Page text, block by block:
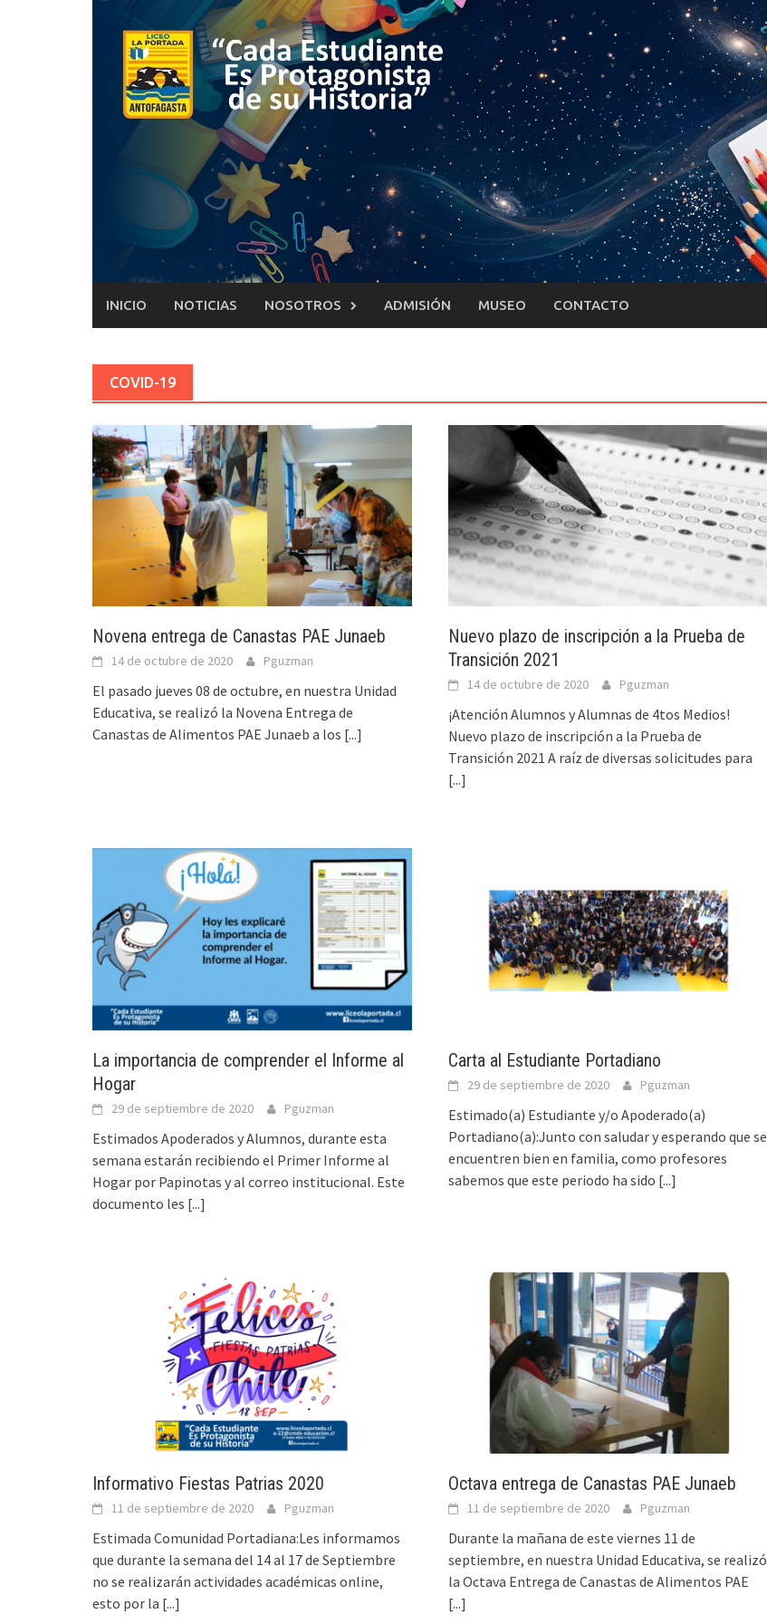
INICIO NOTICIAS NOSOTROS ADMISIÓN MUSEO CONTACTO
COVID-19
Novena entrega de Canastas PAE Junaeb
14 de octubre de 2020 Pguzman
El pasado jueves 08 de octubre, en nuestra Unidad
Educativa, se realizó la Novena Entrega de
Canastas de Alimentos PAE Junaeb a los [...]
Nuevo plazo de inscripción a la Prueba de
Transición 2021
14 de octubre de 2020 Pguzman
¡Atención Alumnos y Alumnas de 4tos Medios!
Nuevo plazo de inscripción a la Prueba de
Transición 2021 A raíz de diversas solicitudes para
[...]
La importancia de comprender el Informe al
Hogar
29 de septiembre de 2020 Pguzman
Estimados Apoderados y Alumnos, durante esta
semana estarán recibiendo el Primer Informe al
Hogar por Papinotas y al correo institucional. Este
documento les [...]
Carta al Estudiante Portadiano
29 de septiembre de 2020 Pguzman
Estimado(a) Estudiante y/o Apoderado(a)
Portadiano(a):Junto con saludar y esperando que se
encuentren bien en familia, como profesores
sabemos que este periodo ha sido [...]
Informativo Fiestas Patrias 2020
11 de septiembre de 2020 Pguzman
Estimada Comunidad Portadiana:Les informamos
que durante la semana del 14 al 17 de Septiembre
no se realizarán actividades académicas online,
esto por la [...]
Octava entrega de Canastas PAE Junaeb
11 de septiembre de 2020 Pguzman
Durante la mañana de este viernes 11 de
septiembre, en nuestra Unidad Educativa, se realizó
la Octava Entrega de Canastas de Alimentos PAE
[...]